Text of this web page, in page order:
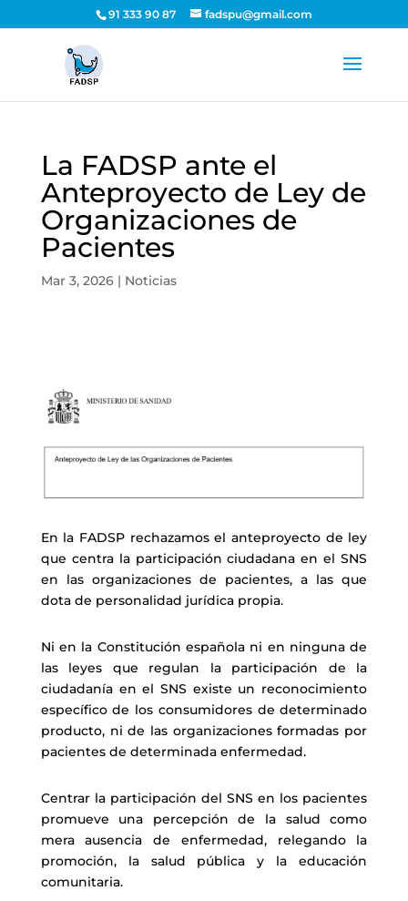
91 333 90 87 fadspu@gmail.com
La FADSP ante el
Anteproyecto de Ley de
Organizaciones de
Pacientes
Mar 3, 2026| Noticias
En la FADSP rechazamos el anteproyecto de ley
que centra la participación ciudadana en el SNS
en las organizaciones de pacientes, a las que
dota de personalidad jurídica propia.
Ni en la Constitución española ni en ninguna de
las leyes que regulan la participación de la
ciudadanía en el SNS existe un reconocimiento
específico de los consumidores de determinado
producto, ni de las organizaciones formadas por
pacientes de determinada enfermedad.
Centrar la participación del SNS en los pacientes
promueve una percepción de la salud como
mera ausencia de enfermedad, relegando la
promoción, la salud pública y la educación
comunitaria.